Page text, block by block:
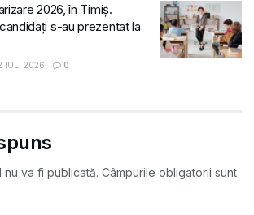
2026, în Timiș.
s-au prezentat la
IUL. 2026 0
nu va fi publicată. Câmpurile obligatorii sunt